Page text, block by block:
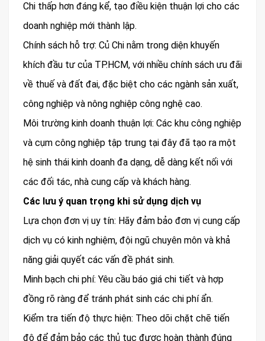
Chi thấp hơn đáng kể, tạo điều kiện thuận lợi cho các
doanh nghiệp mới thành lập.
Chính sách hỗ trợ: Củ Chi nằm trong diện khuyến
khích đầu tư của TP.HCM, với nhiều chính sách ưu đãi
về thuế và đất đai, đặc biệt cho các ngành sản xuất,
công nghiệp và nông nghiệp công nghệ cao.
Môi trường kinh doanh thuận lợi: Các khu công nghiệp
và cụm công nghiệp tập trung tại đây đã tạo ra một
hệ sinh thái kinh doanh đa dạng, dễ dàng kết nối với
các đối tác, nhà cung cấp và khách hàng.
Các lưu ý quan trọng khi sử dụng dịch vụ
Lựa chọn đơn vị uy tín: Hãy đảm bảo đơn vị cung cấp
dịch vụ có kinh nghiệm, đội ngũ chuyên môn và khả
năng giải quyết các vấn đề phát sinh.
Minh bạch chi phí: Yêu cầu báo giá chi tiết và hợp
đồng rõ ràng để tránh phát sinh các chi phí ẩn.
Kiểm tra tiến độ thực hiện: Theo dõi chặt chẽ tiến
độ để đảm bảo các thủ tục được hoàn thành đúng